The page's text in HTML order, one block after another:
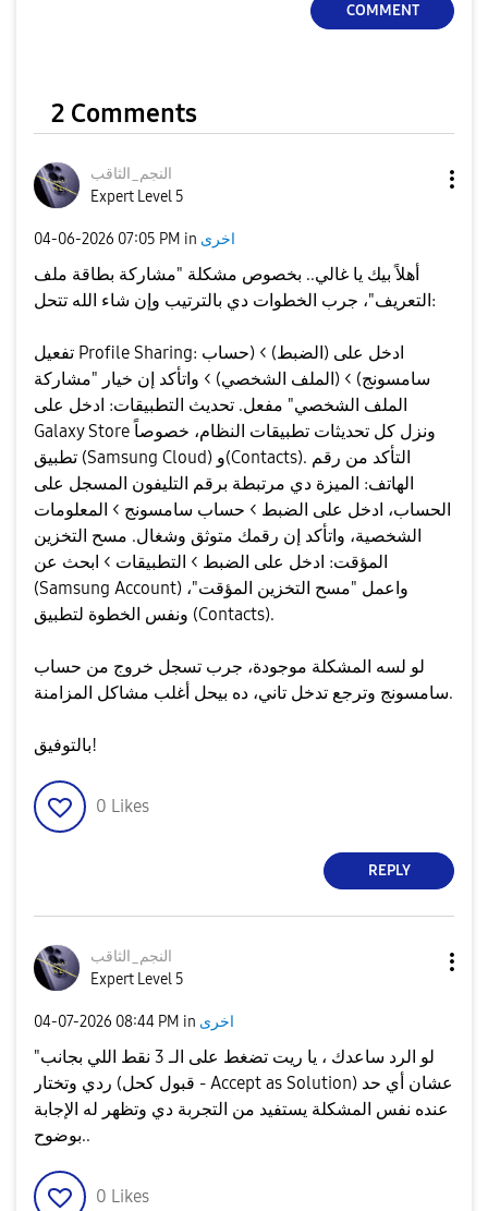
COMMENT
2 Comments
النجم_الثاقب
Expert Level 5
‎04-06-2026 07:05 PM in اخرى
أهلاً بيك يا غالي.. بخصوص مشكلة "مشاركة بطاقة ملف
التعريف"، جرب الخطوات دي بالترتيب وإن شاء الله تتحل:
​تفعيل Profile Sharing: ادخل على (الضبط) > (حساب
سامسونج) > (الملف الشخصي) > واتأكد إن خيار "مشاركة
الملف الشخصي" مفعل. ​تحديث التطبيقات: ادخل على
Galaxy Store ونزل كل تحديثات تطبيقات النظام، خصوصاً
تطبيق (Samsung Cloud) و(Contacts). ​التأكد من رقم
الهاتف: الميزة دي مرتبطة برقم التليفون المسجل على
الحساب، ادخل على الضبط > حساب سامسونج > المعلومات
الشخصية، واتأكد إن رقمك متوثق وشغال. ​مسح التخزين
المؤقت: ادخل على الضبط > التطبيقات > ابحث عن
(Samsung Account) واعمل "مسح التخزين المؤقت"،
ونفس الخطوة لتطبيق (Contacts).
​لو لسه المشكلة موجودة، جرب تسجل خروج من حساب
سامسونج وترجع تدخل تاني، ده بيحل أغلب مشاكل المزامنة.
​بالتوفيق!
0 Likes
REPLY
النجم_الثاقب
Expert Level 5
‎04-07-2026 08:44 PM in اخرى
"لو الرد ساعدك ، يا ريت تضغط على الـ 3 نقط اللي بجانب
ردي وتختار (قبول كحل - Accept as Solution) عشان أي حد
عنده نفس المشكلة يستفيد من التجربة دي وتظهر له الإجابة
بوضوح..
0 Likes